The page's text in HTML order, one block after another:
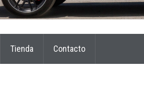
Tienda Contacto